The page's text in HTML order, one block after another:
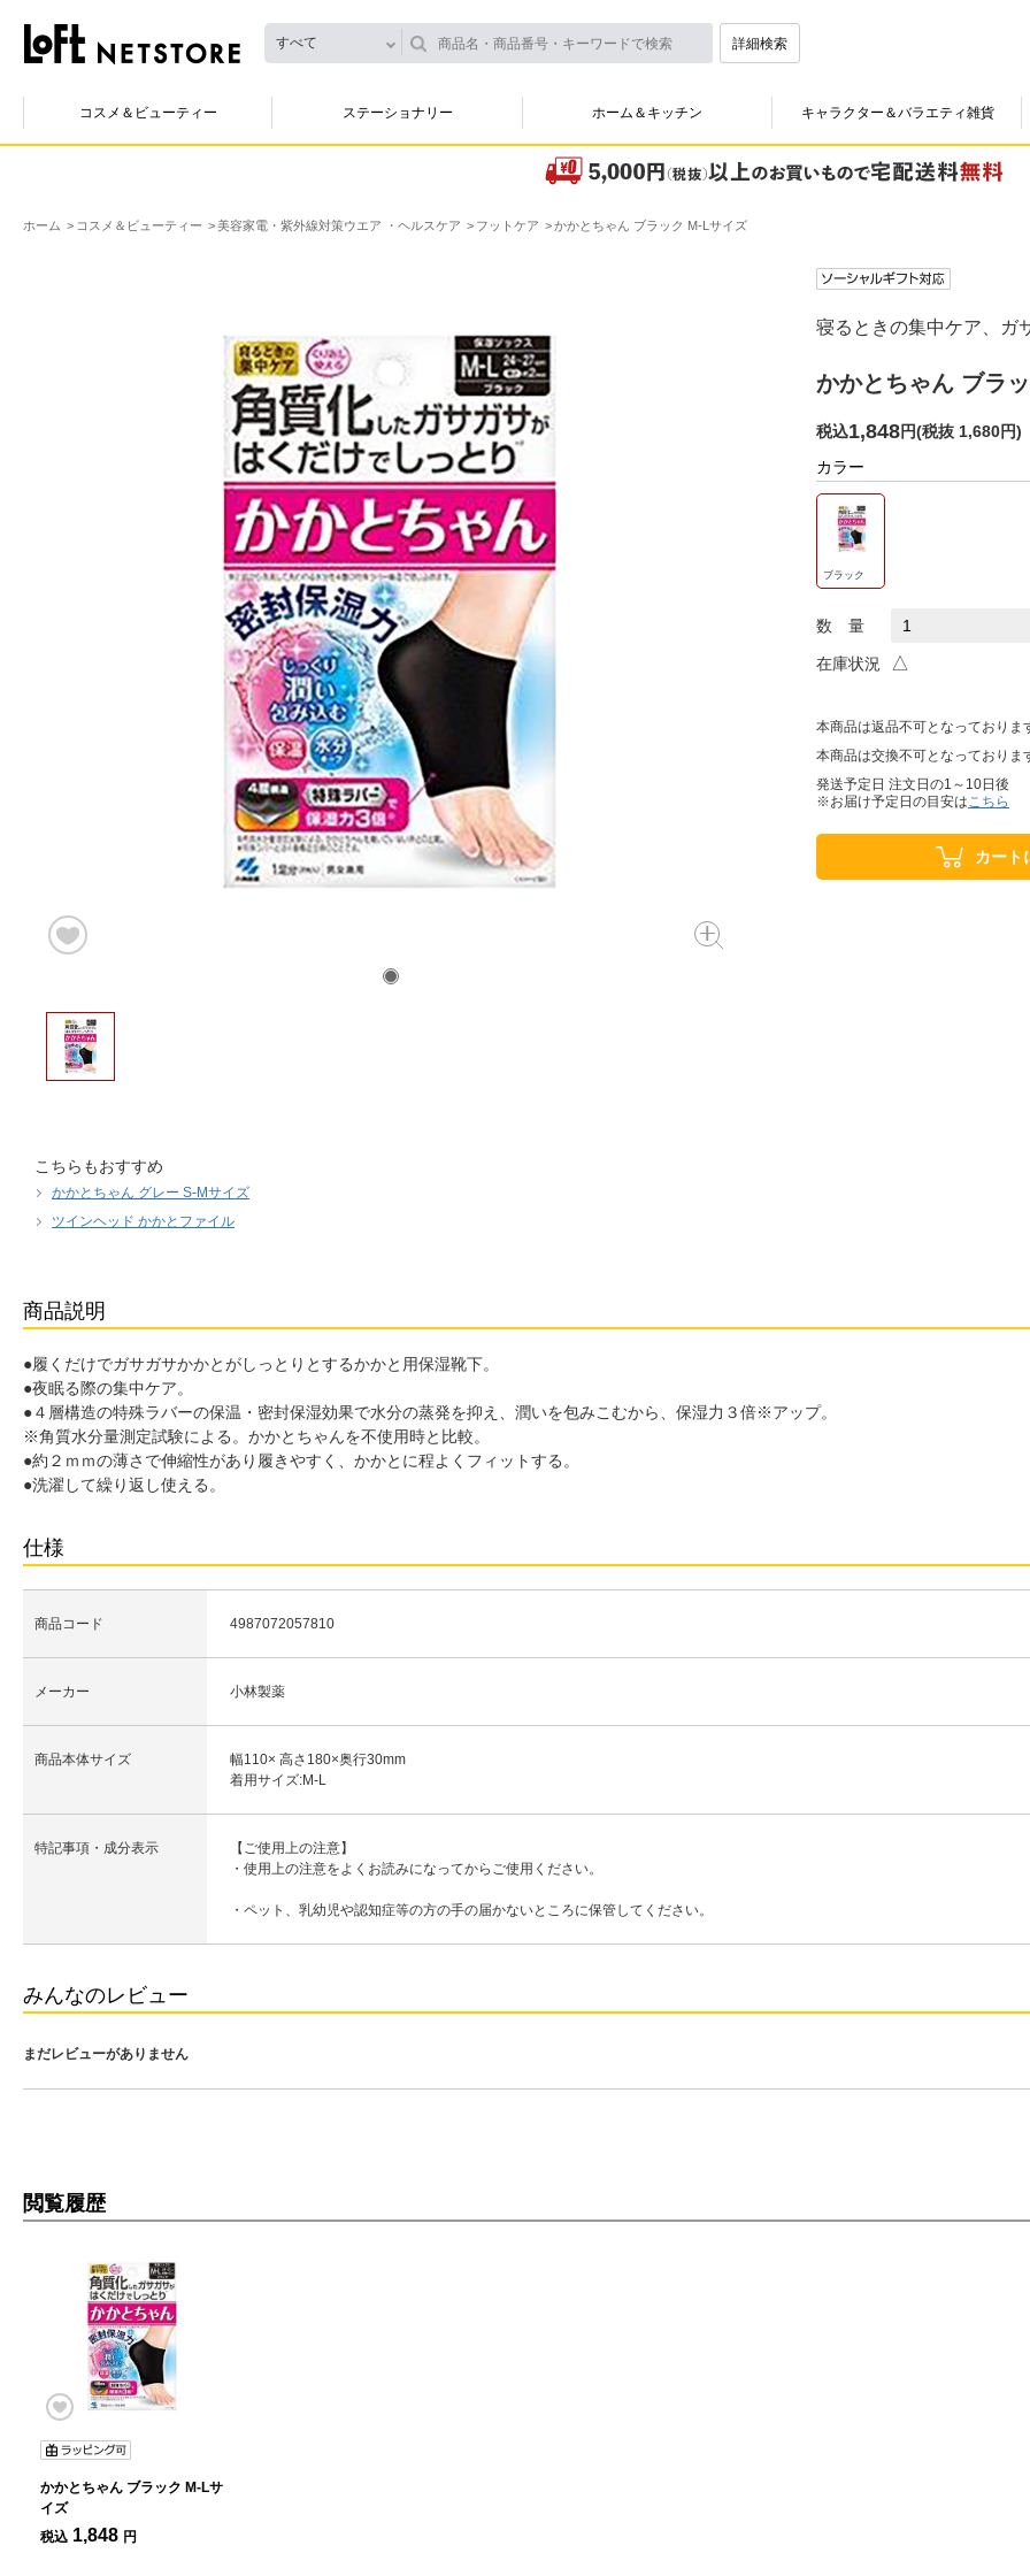
すべて 詳細検索
コスメ＆ビューティー ステーショナリー ホーム＆キッチン キャラクター＆バラエティ雑貨
ホーム コスメ＆ビューティー 美容家電・紫外線対策ウエア ・ヘルスケア フットケア かかとちゃん ブラック M-Lサイズ
寝るときの集中ケア、ガ
かかとちゃん ブラ
税込1,848円(税抜 1,680円)
カラー
ブラック
数 量
在庫状況 △
本商品は返品不可となっておりま
本商品は交換不可となっておりま
発送予定日 注文日の1～10日後
※お届け予定日の目安はこちら
カート
こちらもおすすめ
かかとちゃん グレー S-Mサイズ
ツインヘッド かかとファイル
商品説明
●履くだけでガサガサかかとがしっとりとするかかと用保湿靴下。
●夜眠る際の集中ケア。
●４層構造の特殊ラバーの保温・密封保湿効果で水分の蒸発を抑え、潤いを包みこむから、保湿力３倍※アップ。
※角質水分量測定試験による。かかとちゃんを不使用時と比較。
●約２ｍｍの薄さで伸縮性があり履きやすく、かかとに程よくフィットする。
●洗濯して繰り返し使える。
仕様
商品コード 4987072057810
メーカー 小林製薬
商品本体サイズ
幅110× 高さ180×奥行30mm
着用サイズ:M-L
特記事項・成分表示
【ご使用上の注意】
・使用上の注意をよくお読みになってからご使用ください。
・ペット、乳幼児や認知症等の方の手の届かないところに保管してください。
みんなのレビュー
まだレビューがありません
閲覧履歴
かかとちゃん ブラック M-Lサ
イズ
税込 1,848 円